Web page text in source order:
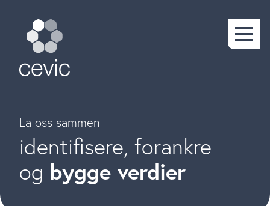
La oss sammen
identifisere, forankre
og bygge verdier